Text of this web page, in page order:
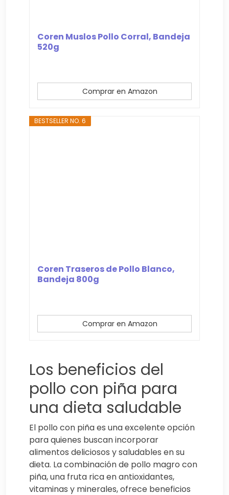
Coren Muslos Pollo Corral, Bandeja
520g
Comprar en Amazon
BESTSELLER NO. 6
Coren Traseros de Pollo Blanco,
Bandeja 800g
Comprar en Amazon
Los beneficios del
pollo con piña para
una dieta saludable
El pollo con piña es una excelente opción
para quienes buscan incorporar
alimentos deliciosos y saludables en su
dieta. La combinación de pollo magro con
piña, una fruta rica en antioxidantes,
vitaminas y minerales, ofrece beneficios